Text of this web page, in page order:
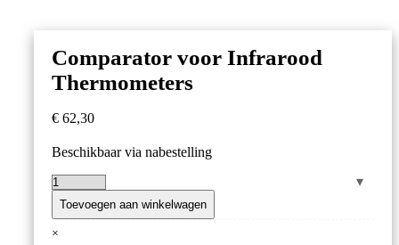
Comparator voor Infrarood
Thermometers
€ 62,30
Beschikbaar via nabestelling
Comparator
voor
Infrarood
Thermometers
Toevoegen aan winkelwagen
×